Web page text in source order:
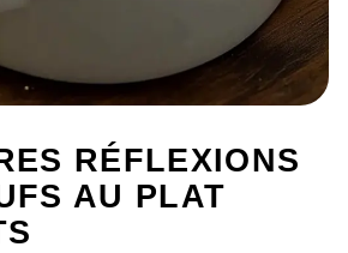
RÉFLEXIONS
AU PLAT